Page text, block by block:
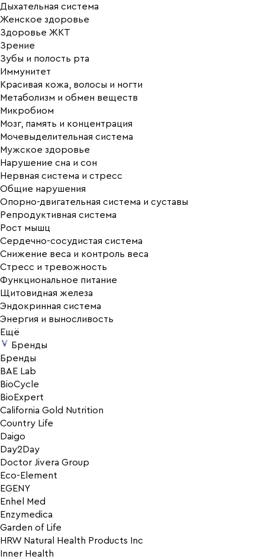
Дыхательная система
Женское здоровье
Здоровье ЖКТ
Зрение
Зубы и полость рта
Иммунитет
Красивая кожа, волосы и ногти
Метаболизм и обмен веществ
Микробиом
Мозг, память и концентрация
Мочевыделительная система
Мужское здоровье
Нарушение сна и сон
Нервная система и стресс
Общие нарушения
Опорно-двигательная система и суставы
Репродуктивная система
Рост мышц
Сердечно-сосудистая система
Снижение веса и контроль веса
Стресс и тревожность
Функциональное питание
Щитовидная железа
Эндокринная система
Энергия и выносливость
Ещё
Бренды
Бренды
BAE Lab
BioCycle
BioExpert
California Gold Nutrition
Country Life
Daigo
Day2Day
Doctor Jivera Group
Eco-Element
EGENY
Enhel Med
Enzymedica
Garden of Life
HRW Natural Health Products Inc
Inner Health